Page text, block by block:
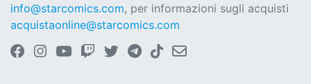
info@starcomics.com, per informazioni sugli acquisti
acquistaonline@starcomics.com